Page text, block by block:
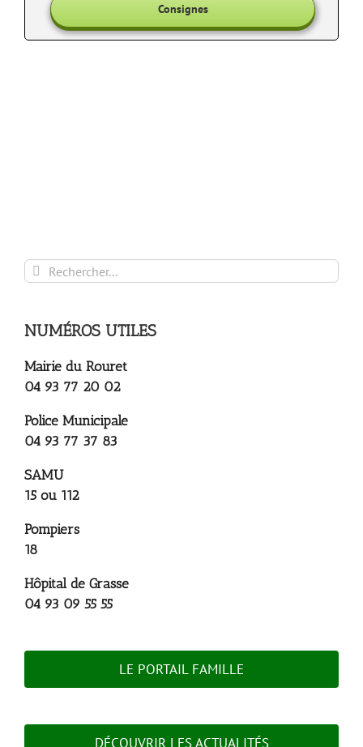
Consignes
Rechercher:
NUMÉROS UTILES
Mairie du Rouret
04 93 77 20 02
Police Municipale
04 93 77 37 83
SAMU
15 ou 112
Pompiers
18
Hôpital de Grasse
04 93 09 55 55
LE PORTAIL FAMILLE
DÉCOUVRIR LES ACTUALITÉS